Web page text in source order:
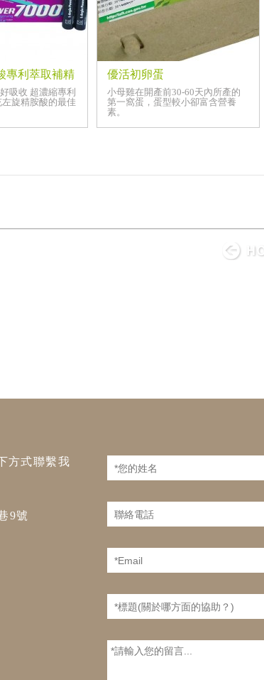
專利萃取補精
吸收 超濃縮專利
旋精胺酸的最佳
優活初卵蛋
小母雞在開產前30-60天內所產的
第一窩蛋，蛋型較小卻富含營養
素。
方式聯繫我
9號